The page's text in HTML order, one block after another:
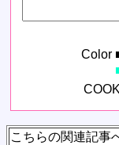
Color
こちらの関連記事